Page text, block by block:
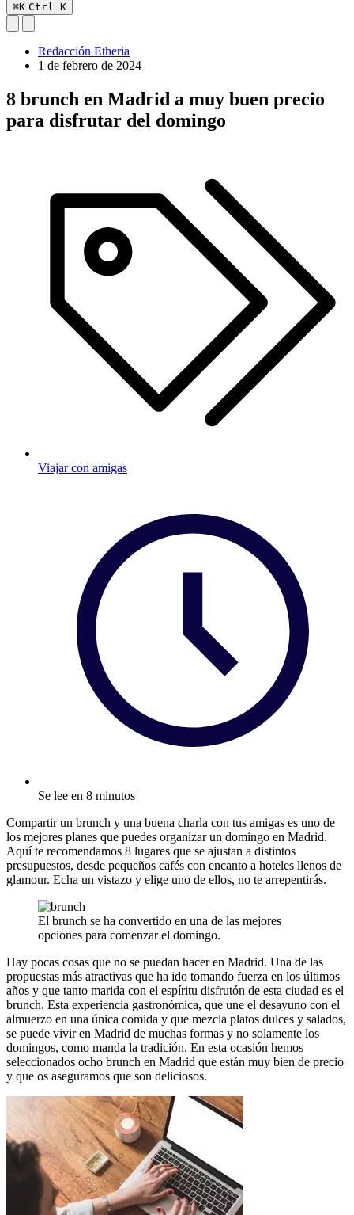
⌘K Ctrl K
Redacción Etheria
1 de febrero de 2024
8 brunch en Madrid a muy buen precio
para disfrutar del domingo
Viajar con amigas
Se lee en 8 minutos
Compartir un brunch y una buena charla con tus amigas es uno de
los mejores planes que puedes organizar un domingo en Madrid.
Aquí te recomendamos 8 lugares que se ajustan a distintos
presupuestos, desde pequeños cafés con encanto a hoteles llenos de
glamour. Echa un vistazo y elige uno de ellos, no te arrepentirás.
El brunch se ha convertido en una de las mejores
opciones para comenzar el domingo.
Hay pocas cosas que no se puedan hacer en Madrid. Una de las
propuestas más atractivas que ha ido tomando fuerza en los últimos
años y que tanto marida con el espíritu disfrutón de esta ciudad es el
brunch. Esta experiencia gastronómica, que une el desayuno con el
almuerzo en una única comida y que mezcla platos dulces y salados,
se puede vivir en Madrid de muchas formas y no solamente los
domingos, como manda la tradición. En esta ocasión hemos
seleccionados ocho brunch en Madrid que están muy bien de precio
y que os aseguramos que son deliciosos.